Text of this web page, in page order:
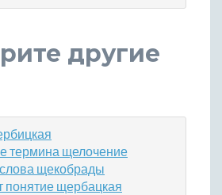
другие
термина щелочение
щекобрады
понятие щербацкая